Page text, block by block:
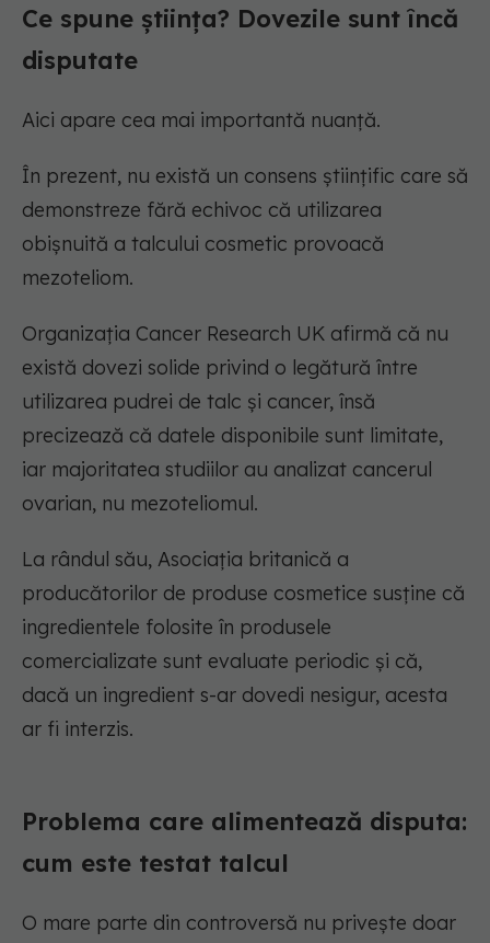
Ce spune știința? Dovezile sunt încă
disputate
Aici apare cea mai importantă nuanță.
În prezent, nu există un consens științific care să
demonstreze fără echivoc că utilizarea
obișnuită a talcului cosmetic provoacă
mezoteliom.
Organizația Cancer Research UK afirmă că nu
există dovezi solide privind o legătură între
utilizarea pudrei de talc și cancer, însă
precizează că datele disponibile sunt limitate,
iar majoritatea studiilor au analizat cancerul
ovarian, nu mezoteliomul.
La rândul său, Asociația britanică a
producătorilor de produse cosmetice susține că
ingredientele folosite în produsele
comercializate sunt evaluate periodic și că,
dacă un ingredient s-ar dovedi nesigur, acesta
ar fi interzis.
Problema care alimentează disputa:
cum este testat talcul
O mare parte din controversă nu privește doar